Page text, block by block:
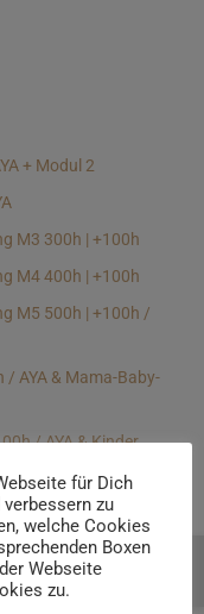
+ Modul 2
M3 300h | +100h
M4 400h | +100h
M5 500h | +100h /
AYA & Mama-Baby-
/ AYA & Kinder
&
für Dich
zu
welche Cookies
Boxen
Webseite
zu.
Beratung buchen